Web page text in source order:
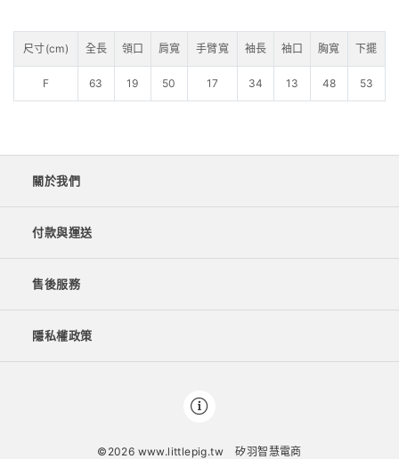
尺寸(cm) 全長 領口 肩寬 手臂寬 袖長 袖口 胸寬 下擺
F 63 19 50 17 34 13 48 53
關於我們
付款與運送
售後服務
隱私權政策
©2026 www.littlepig.tw 矽羽智慧電商